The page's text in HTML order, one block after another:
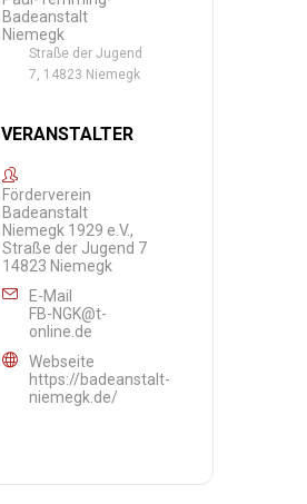
Badeanstalt
Niemegk
Straße der Jugend
7, 14823 Niemegk
VERANSTALTER
Förderverein
Badeanstalt
Niemegk 1929 e.V.,
Straße der Jugend 7
14823 Niemegk
E-Mail
FB-NGK@t-
online.de
Webseite
https://badeanstalt-
niemegk.de/